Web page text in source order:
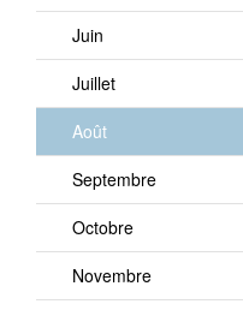
Juin
Juillet
Août
Septembre
Octobre
Novembre